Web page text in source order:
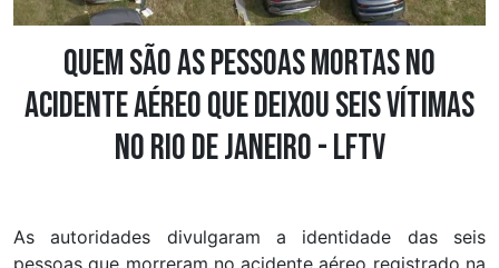
Quem são as pessoas mortas no
acidente aéreo que deixou seis vítimas
no Rio de Janeiro - LFTV
As autoridades divulgaram a identidade das seis
pessoas que morreram no acidente aéreo registrado na